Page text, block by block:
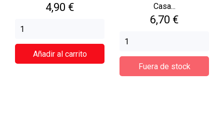
Precio
4,90 €
Añadir al carrito
Casa...
Precio
6,70 €
Fuera de stock